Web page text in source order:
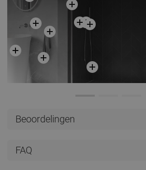
FAQ
Beoordelingen